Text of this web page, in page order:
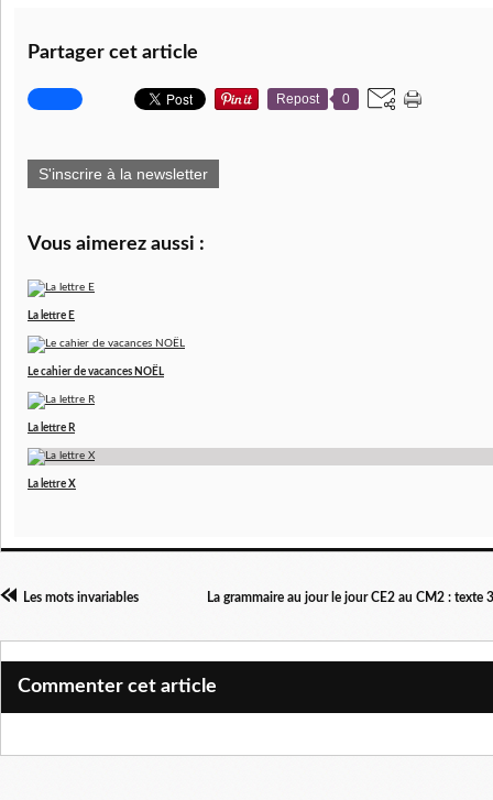
Partager cet article
Repost 0
S'inscrire à la newsletter
Vous aimerez aussi :
La lettre E
Le cahier de vacances NOËL
La lettre R
La lettre X
Les mots invariables La grammaire au jour le jour CE2 au CM2 : texte
Commenter cet article